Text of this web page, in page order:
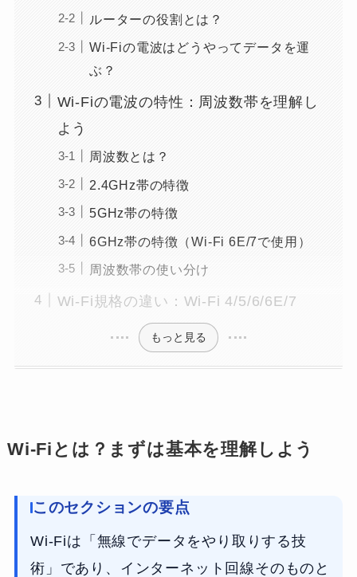
ルーターの役割とは？
Wi-Fiの電波はどうやってデータを運
ぶ？
Wi-Fiの電波の特性：周波数帯を理解し
よう
周波数とは？
2.4GHz帯の特徴
5GHz帯の特徴
6GHz帯の特徴（Wi-Fi 6E/7で使用）
周波数帯の使い分け
Wi-Fi規格の違い：Wi-Fi 4/5/6/6E/7
もっと見る
Wi-Fiとは？まずは基本を理解しよう
このセクションの要点
Wi-Fiは「無線でデータをやり取りする技
術」であり、インターネット回線そのものと